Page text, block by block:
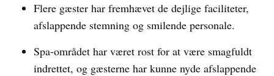
Flere gæster har fremhævet de dejlige faciliteter,
afslappende stemning og smilende personale.
Spa-området har været rost for at være smagfuldt
indrettet, og gæsterne har kunne nyde afslappende